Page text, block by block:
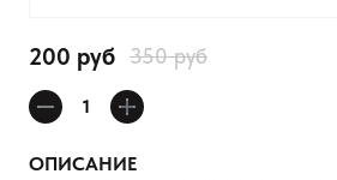
200 руб 350 руб
ОПИСАНИЕ